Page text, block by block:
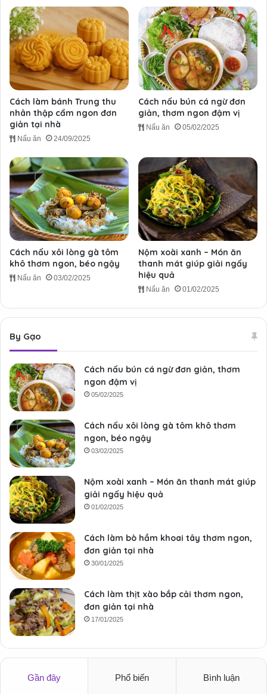
Cách làm bánh Trung thu
nhân thập cẩm ngon đơn
giản tại nhà
Nấu ăn 24/09/2025
Cách nấu bún cá ngừ đơn
giản, thơm ngon đậm vị
Nấu ăn 05/02/2025
Cách nấu xôi lòng gà tôm
khô thơm ngon, béo ngậy
Nấu ăn 03/02/2025
Nộm xoài xanh – Món ăn
thanh mát giúp giải ngấy
hiệu quả
Nấu ăn 01/02/2025
By Gạo
Cách nấu bún cá ngừ đơn giản, thơm
ngon đậm vị
05/02/2025
Cách nấu xôi lòng gà tôm khô thơm
ngon, béo ngậy
03/02/2025
Nộm xoài xanh – Món ăn thanh mát giúp
giải ngấy hiệu quả
01/02/2025
Cách làm bò hầm khoai tây thơm ngon,
đơn giản tại nhà
30/01/2025
Cách làm thịt xào bắp cải thơm ngon,
đơn giản tại nhà
17/01/2025
Gần đây Phổ biến Bình luận